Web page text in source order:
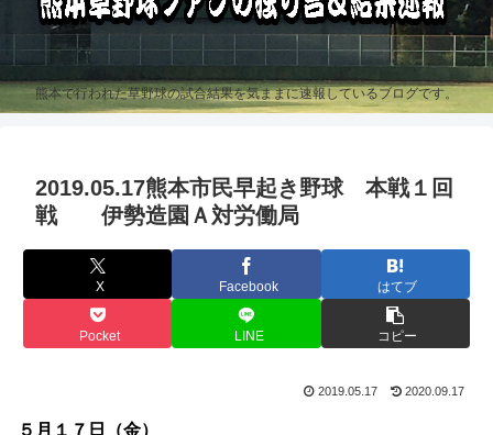
熊本で行われた草野球の試合結果を気ままに速報しているブログです。
2019.05.17熊本市民早起き野球 本戦１回
戦 伊勢造園Ａ対労働局
X Facebook はてブ
Pocket LINE コピー
2019.05.17 2020.09.17
５月１７日（金）